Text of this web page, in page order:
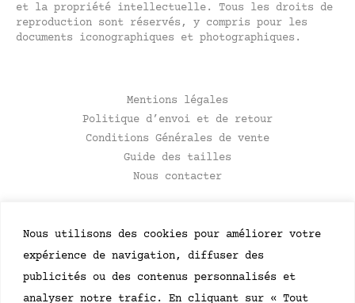
et la propriété intellectuelle. Tous les droits de
reproduction sont réservés, y compris pour les
documents iconographiques et photographiques.
Mentions légales
Politique d’envoi et de retour
Conditions Générales de vente
Guide des tailles
Nous contacter
Soyez le premier à recevoir des mises à jour
concernant les événements et les lancements de
produits